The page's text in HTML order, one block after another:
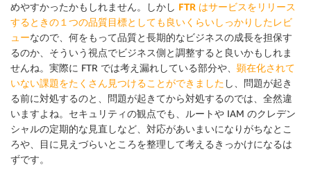
めやすかったかもしれません。しかし FTR はサービスをリリース
するときの１つの品質目標としても良いくらいしっかりしたレビ
ューなので、何をもって品質と長期的なビジネスの成長を担保す
るのか、そういう視点でビジネス側と調整すると良いかもしれま
せんね。実際に FTR では考え漏れしている部分や、 顕在化されて
いない課題をたくさん見つけることができました し、問題が起き
る前に対処するのと、問題が起きてから対処するのでは、全然違
いますよね。セキュリティの観点でも、ルートや IAM のクレデン
シャルの定期的な見直しなど、対応があいまいになりがちなとこ
ろや、目に見えづらいところを整理して考えるきっかけになるは
ずです。